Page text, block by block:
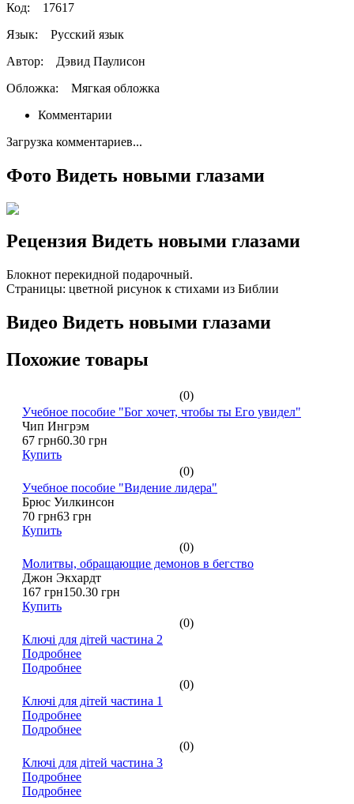
Код: 17617
Язык: Русский язык
Автор:
Дэвид Паулисон
Обложка: Мягкая обложка
Комментарии
Загрузка комментариев...
Фото Видеть новыми глазами
Рецензия Видеть новыми глазами
Блокнот перекидной подарочный.
Страницы: цветной рисунок к стихами из Библии
Видео Видеть новыми глазами
Похожие товары
(0)
Учебное пособие "Бог хочет, чтобы ты Его увидел"
Чип Ингрэм
67 грн60.30 грн
Купить
(0)
Учебное пособие "Видение лидера"
Брюс Уилкинсон
70 грн63 грн
Купить
(0)
Молитвы, обращающие демонов в бегство
Джон Экхардт
167 грн150.30 грн
Купить
(0)
Ключі для дітей частина 2
Подробнее
Подробнее
(0)
Ключі для дітей частина 1
Подробнее
Подробнее
(0)
Ключі для дітей частина 3
Подробнее
Подробнее